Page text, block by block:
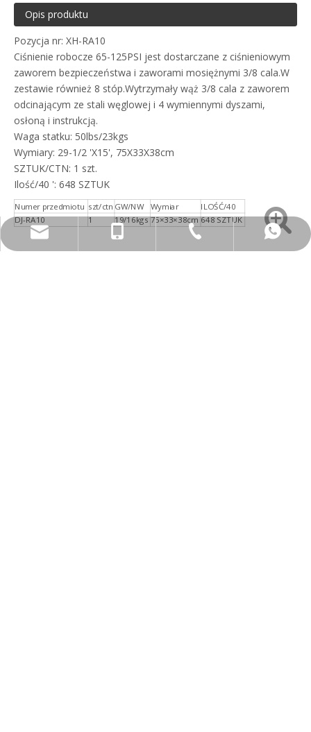
Opis produktu
Pozycja nr: XH-RA10
Ciśnienie robocze 65-125PSI jest dostarczane z ciśnieniowym
zaworem bezpieczeństwa i zaworami mosiężnymi 3/8 cala.W
zestawie również 8 stóp.Wytrzymały wąż 3/8 cala z zaworem
odcinającym ze stali węglowej i 4 wymiennymi dyszami,
osłoną i instrukcją.
Waga statku: 50lbs/23kgs
Wymiary: 29-1/2 'X15', 75X33X38cm
SZTUK/CTN: 1 szt.
Ilość/40 ': 648 SZTUK
Numer przedmiotu szt/ctn GW/NW Wymiar ILOŚĆ/40
DJ-RA10 1 19/16kgs 75×33×38cm 648 SZTUK
info@djtra.com
+86-13306668046
+86-574-87361329
+86-13306668046